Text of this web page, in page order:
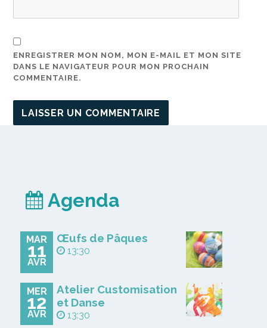
ENREGISTRER MON NOM, MON E-MAIL ET MON SITE
DANS LE NAVIGATEUR POUR MON PROCHAIN
COMMENTAIRE.
Agenda
MAR
11
AVR
Œufs de Pâques
13:30
MER
12
AVR
Atelier Customisation
et Danse
13:30